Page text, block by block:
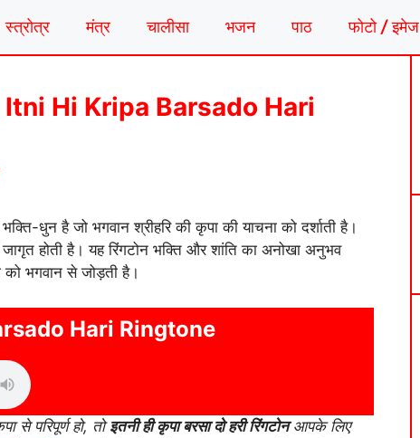
स्त्रोत्र मंत्र चालीसा भजन पाठ फोटो / इमेज
| Itni Hi Kripa Barsado Hari
धुन है जो भगवान श्रीहरि की कृपा की याचना को दर्शाती है।
होती है। यह रिंगटोन भक्ति और शांति का अनोखा अनुभव
भगवान से जोड़ती है।
Hari Ringtone
परिपूर्ण हो, तोइतनी ही कृपा बरसा दो हरी रिंगटोनआपके लिए